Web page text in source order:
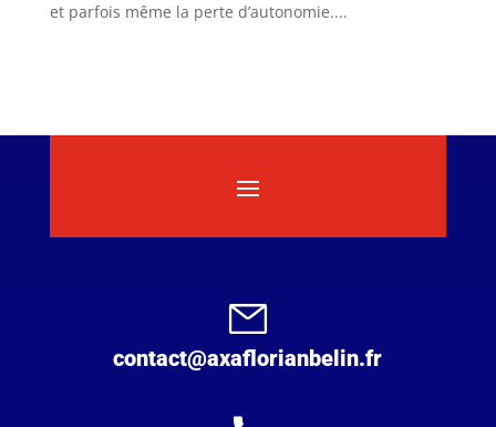
et parfois même la perte d’autonomie....
contact@axaflorianbelin.fr